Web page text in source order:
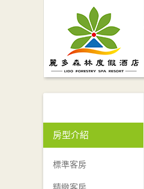
房型介紹
標準客房